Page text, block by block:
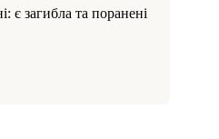
є загибла та поранені